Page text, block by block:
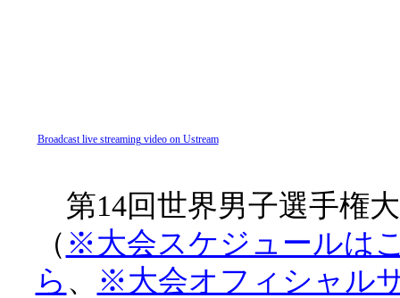
Broadcast live streaming video on Ustream
第14回世界男子選手権
（ ※大会スケジュールは
ら 、
※大会オフィシャル